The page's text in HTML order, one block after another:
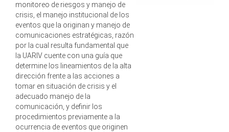
monitoreo de riesgos y manejo de
crisis, el manejo institucional de los
eventos que la originan y manejo de
comunicaciones estratégicas, razón
por la cual resulta fundamental que
la UARIV cuente con una guía que
determine los lineamientos de la alta
dirección frente a las acciones a
tomar en situación de crisis y el
adecuado manejo de la
comunicación, y definir los
procedimientos previamente a la
ocurrencia de eventos que originen